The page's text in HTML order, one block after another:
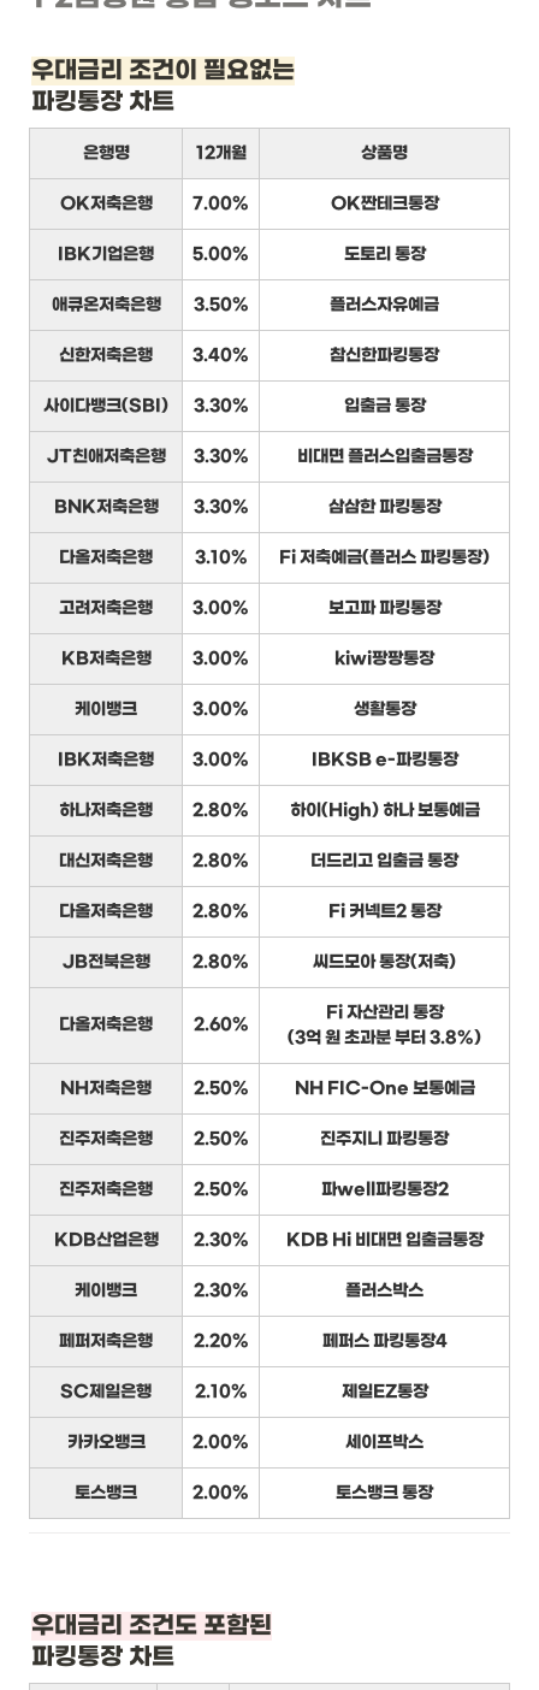
우대금리 조건이 필요없는
파킹통장 차트
은행명 12개월 상품명
OK저축은행 7.00% OK짠테크통장
IBK기업은행 5.00% 도토리 통장
애큐온저축은행 3.50% 플러스자유예금
신한저축은행 3.40% 참신한파킹통장
사이다뱅크(SBI) 3.30% 입출금 통장
JT친애저축은행 3.30% 비대면 플러스입출금통장
BNK저축은행 3.30% 삼삼한 파킹통장
다올저축은행 3.10% Fi 저축예금(플러스 파킹통장)
고려저축은행 3.00% 보고파 파킹통장
KB저축은행 3.00% kiwi팡팡통장
케이뱅크 3.00% 생활통장
IBK저축은행 3.00% IBKSB e-파킹통장
하나저축은행 2.80% 하이(High) 하나 보통예금
대신저축은행 2.80% 더드리고 입출금 통장
다올저축은행 2.80% Fi 커넥트2 통장
JB전북은행 2.80% 씨드모아 통장(저축)
다올저축은행 2.60%
Fi 자산관리 통장
(3억 원 초과분 부터 3.8%)
NH저축은행 2.50% NH FIC-One 보통예금
진주저축은행 2.50% 진주지니 파킹통장
진주저축은행 2.50% 파well파킹통장2
KDB산업은행 2.30% KDB Hi 비대면 입출금통장
케이뱅크 2.30% 플러스박스
페퍼저축은행 2.20% 페퍼스 파킹통장4
SC제일은행 2.10% 제일EZ통장
카카오뱅크 2.00% 세이프박스
토스뱅크 2.00% 토스뱅크 통장
우대금리 조건도 포함된
파킹통장 차트